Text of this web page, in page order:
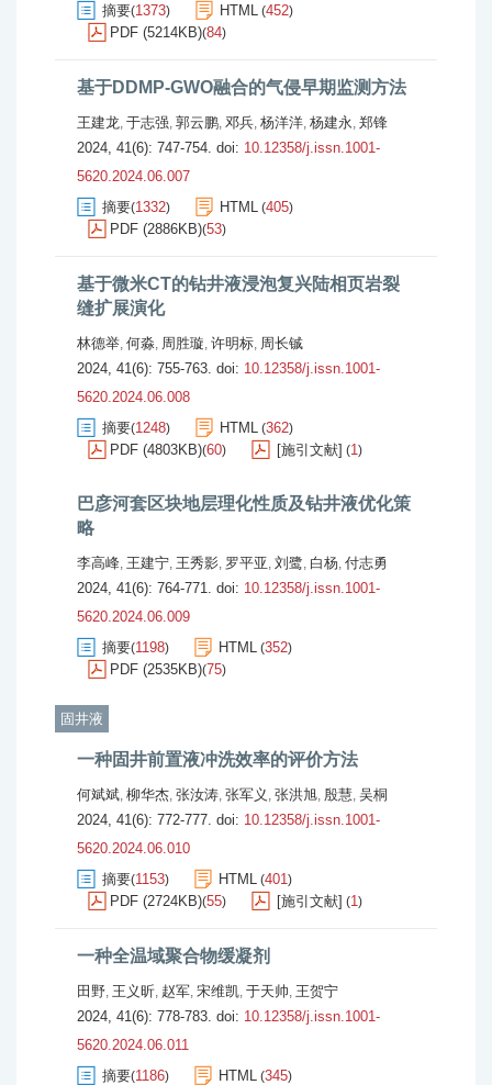
摘要(1373) HTML (452)
PDF (5214KB)(84)
基于DDMP-GWO融合的气侵早期监测方法
王建龙, 于志强, 郭云鹏, 邓兵, 杨洋洋, 杨建永, 郑锋
2024, 41(6): 747-754. doi: 10.12358/j.issn.1001-
5620.2024.06.007
摘要(1332) HTML (405)
PDF (2886KB)(53)
基于微米CT的钻井液浸泡复兴陆相页岩裂
缝扩展演化
林德举, 何淼, 周胜璇, 许明标, 周长铖
2024, 41(6): 755-763. doi: 10.12358/j.issn.1001-
5620.2024.06.008
摘要(1248) HTML (362)
PDF (4803KB)(60) [施引文献] (1)
巴彦河套区块地层理化性质及钻井液优化策
略
李高峰, 王建宁, 王秀影, 罗平亚, 刘鹭, 白杨, 付志勇
2024, 41(6): 764-771. doi: 10.12358/j.issn.1001-
5620.2024.06.009
摘要(1198) HTML (352)
PDF (2535KB)(75)
固井液
一种固井前置液冲洗效率的评价方法
何斌斌, 柳华杰, 张汝涛, 张军义 , 张洪旭, 殷慧, 吴桐
2024, 41(6): 772-777. doi: 10.12358/j.issn.1001-
5620.2024.06.010
摘要(1153) HTML (401)
PDF (2724KB)(55) [施引文献] (1)
一种全温域聚合物缓凝剂
田野, 王义昕, 赵军, 宋维凯, 于天帅, 王贺宁
2024, 41(6): 778-783. doi: 10.12358/j.issn.1001-
5620.2024.06.011
摘要(1186) HTML (345)